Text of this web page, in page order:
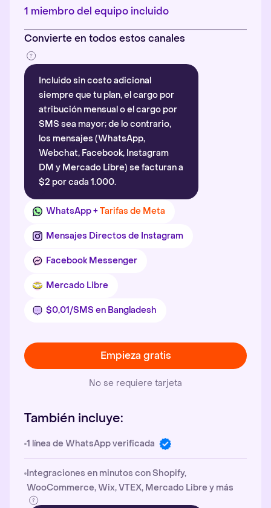
Más información
1 miembro del equipo incluido
Convierte en todos estos canales
Incluido sin costo adicional
siempre que tu plan, el cargo por
atribución mensual o el cargo por
SMS sea mayor; de lo contrario,
los mensajes (WhatsApp,
Webchat, Facebook, Instagram
DM y Mercado Libre) se facturan a
$2 por cada 1.000.
WhatsApp +Tarifas de Meta
Mensajes Directos de Instagram
Facebook Messenger
Mercado Libre
$0,01/SMS en Bangladesh
Empieza gratis
No se requiere tarjeta
También incluye:
1 línea de WhatsApp verificada
Integraciones en minutos con Shopify,
WooCommerce, Wix, VTEX, Mercado Libre y más